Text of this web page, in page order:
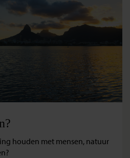
houden met mensen, natuur